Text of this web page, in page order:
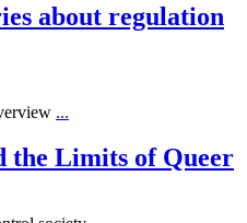
about regulation
...
the Limits of Queer